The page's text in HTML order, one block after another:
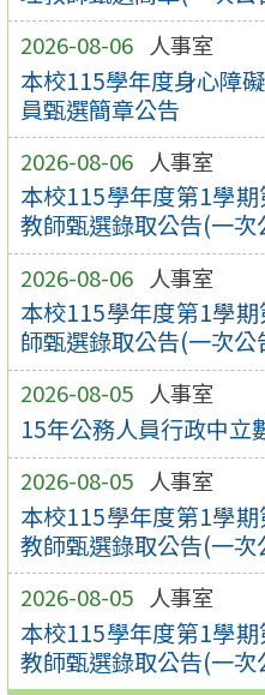
2026-08-06 人事室
本校115學年度身心障
員甄選簡章公告
2026-08-06 人事室
本校115學年度第1學
教師甄選錄取公告(一次
2026-08-06 人事室
本校115學年度第1學
師甄選錄取公告(一次公
2026-08-05 人事室
15年公務人員行政中立
2026-08-05 人事室
本校115學年度第1學
教師甄選錄取公告(一次
2026-08-05 人事室
本校115學年度第1學
教師甄選錄取公告(一次